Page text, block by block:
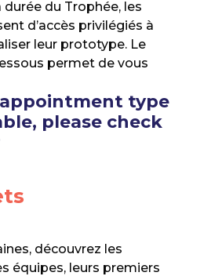
du Trophée, les
d’accès privilégiés à
leur prototype. Le
permet de vous
type
please check
découvrez les
équipes, leurs premiers